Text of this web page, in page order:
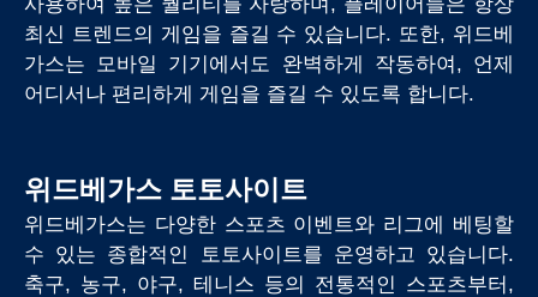
최신 트렌드의 게임을 즐길 수 있습니다. 또한, 위드베
가스는 모바일 기기에서도 완벽하게 작동하여, 언제
어디서나 편리하게 게임을 즐길 수 있도록 합니다.
위드베가스 토토사이트
위드베가스는 다양한 스포츠 이벤트와 리그에 베팅할
수 있는 종합적인 토토사이트를 운영하고 있습니다.
축구, 농구, 야구, 테니스 등의 전통적인 스포츠부터,